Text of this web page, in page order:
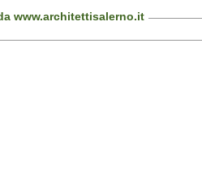
www.architettisalerno.it